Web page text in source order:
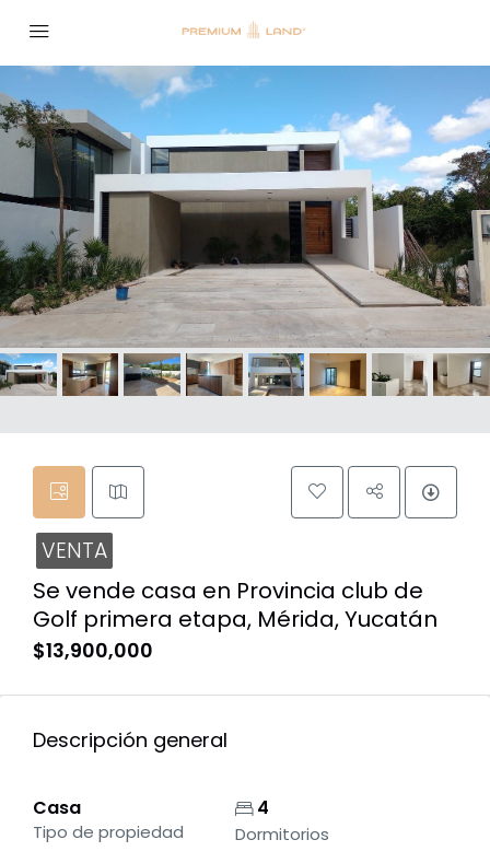
VENTA
Se vende casa en Provincia club de
Golf primera etapa, Mérida, Yucatán
$13,900,000
Descripción general
Casa
Tipo de propiedad
4
Dormitorios